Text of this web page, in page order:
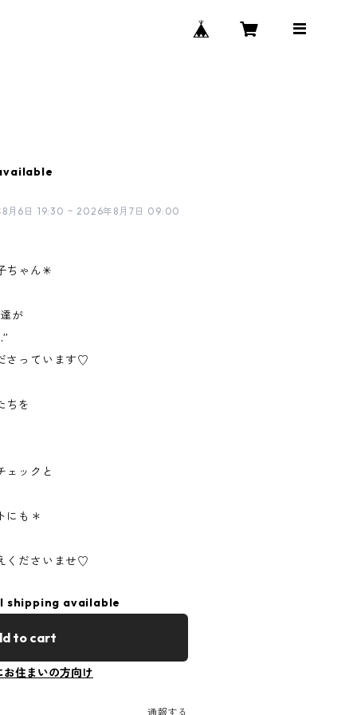
月6日 19:30 ~ 2026年8月7日 09:00
ちゃん✳︎
が
さっています♡
ちを
ェックと
にも＊
くださいませ♡
shipping available
to cart
お住まいの方向け
通報する